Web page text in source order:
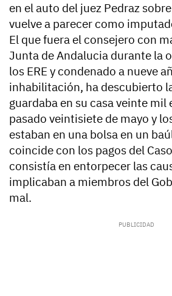
en el auto del juez Pedraz
vuelve a parecer como
El que fuera el consejero con
Junta de Andalucia durante la
los ERE y condenado a nueve
inhabilitación, ha descubierto
guardaba en su casa veinte mil
pasado veintisiete de mayo y
estaban en una bolsa en un
coincide con los pagos del
consistía en entorpecer las
implicaban a miembros del
mal.